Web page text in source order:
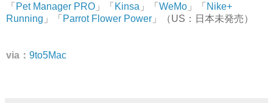
「 Pet Manager PRO 」「 Kinsa 」「 WeMo 」「 Nike+
Running 」「 Parrot Flower Power 」（US：日本未発売）
via： 9to5Mac